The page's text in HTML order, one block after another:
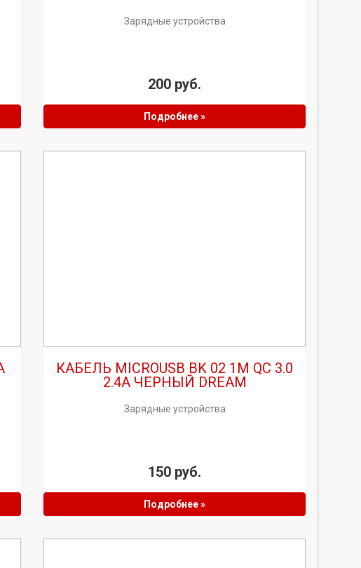
Зарядные устройства
200 руб.
Подробнее »
КАБЕЛЬ MICROUSB BK 02 1M QC 3.0
2.4A ЧЕРНЫЙ DREAM
Зарядные устройства
150 руб.
Подробнее »